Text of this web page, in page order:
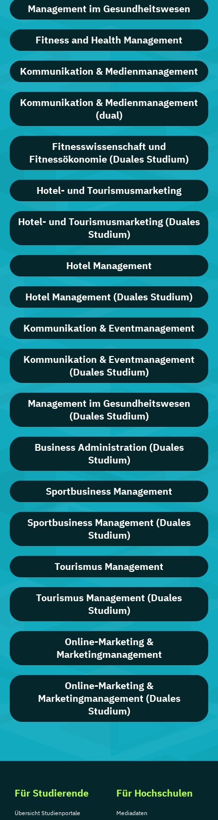
Management im Gesundheitswesen
Fitness and Health Management
Kommunikation & Medienmanagement
Kommunikation & Medienmanagement
(dual)
Fitnesswissenschaft und
Fitnessökonomie (Duales Studium)
Hotel- und Tourismusmarketing
Hotel- und Tourismusmarketing (Duales
Studium)
Hotel Management
Hotel Management (Duales Studium)
Kommunikation & Eventmanagement
Kommunikation & Eventmanagement
(Duales Studium)
Management im Gesundheitswesen
(Duales Studium)
Business Administration (Duales
Studium)
Sportbusiness Management
Sportbusiness Management (Duales
Studium)
Tourismus Management
Tourismus Management (Duales
Studium)
Online-Marketing &
Marketingmanagement
Online-Marketing &
Marketingmanagement (Duales
Studium)
Für Studierende
Übersicht Studienportale
Für Hochschulen
Mediadaten